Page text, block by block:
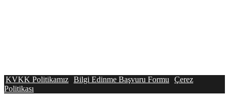
KVKK Politikamız Bilgi Edinme Başvuru Formu
Çerez
Politikası